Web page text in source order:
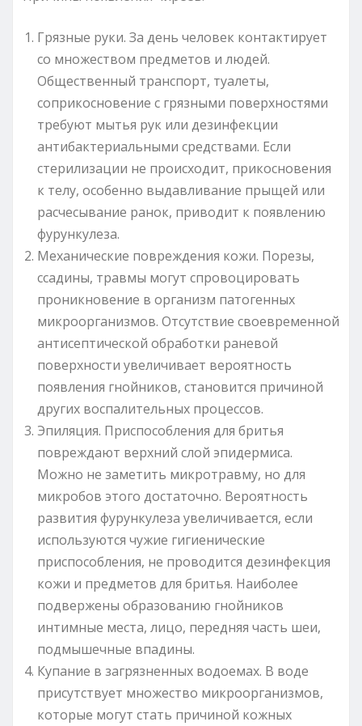
Грязные руки. За день человек контактирует
со множеством предметов и людей.
Общественный транспорт, туалеты,
соприкосновение с грязными поверхностями
требуют мытья рук или дезинфекции
антибактериальными средствами. Если
стерилизации не происходит, прикосновения
к телу, особенно выдавливание прыщей или
расчесывание ранок, приводит к появлению
фурункулеза.
Механические повреждения кожи. Порезы,
ссадины, травмы могут спровоцировать
проникновение в организм патогенных
микроорганизмов. Отсутствие своевременной
антисептической обработки раневой
поверхности увеличивает вероятность
появления гнойников, становится причиной
других воспалительных процессов.
Эпиляция. Приспособления для бритья
повреждают верхний слой эпидермиса.
Можно не заметить микротравму, но для
микробов этого достаточно. Вероятность
развития фурункулеза увеличивается, если
используются чужие гигиенические
приспособления, не проводится дезинфекция
кожи и предметов для бритья. Наиболее
подвержены образованию гнойников
интимные места, лицо, передняя часть шеи,
подмышечные впадины.
Купание в загрязненных водоемах. В воде
присутствует множество микроорганизмов,
которые могут стать причиной кожных